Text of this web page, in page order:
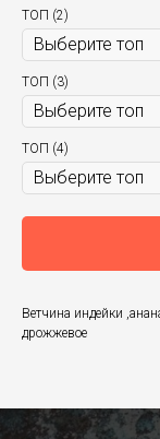
ТОП (2)
ТОП (3)
ТОП (4)
Ветчина индейки
дрожжевое